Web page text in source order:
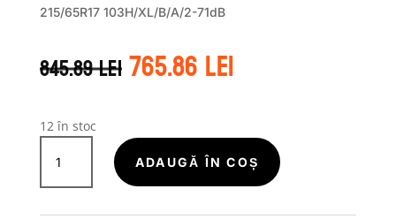
215/65R17 103H/XL/B/A/2-71dB
845.89leiPrețul
inițial
845.89 lei.
765.86leiPrețul
curent
12 în stoc
Cantitate
Bridgestone
BLIZZAK
ADAUGĂ ÎN COȘ